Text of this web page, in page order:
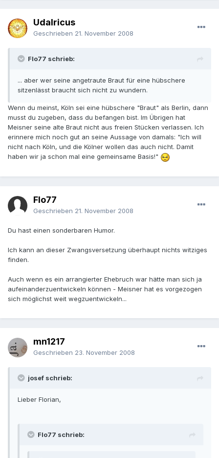
Udalricus
Geschrieben 21. November 2008
Flo77 schrieb:
... aber wer seine angetraute Braut für eine hübschere
sitzenlässt braucht sich nicht zu wundern.
Wenn du meinst, Köln sei eine hübschere "Braut" als Berlin, dann
musst du zugeben, dass du befangen bist. Im Übrigen hat
Meisner seine alte Braut nicht aus freien Stücken verlassen. Ich
erinnere mich noch gut an seine Aussage von damals: "Ich will
nicht nach Köln, und die Kölner wollen das auch nicht. Damit
haben wir ja schon mal eine gemeinsame Basis!"
Flo77
Geschrieben 21. November 2008
Du hast einen sonderbaren Humor.
Ich kann an dieser Zwangsversetzung überhaupt nichts witziges
finden.
Auch wenn es ein arrangierter Ehebruch war hätte man sich ja
aufeinanderzuentwickeln können - Meisner hat es vorgezogen
sich möglichst weit wegzuentwickeln...
mn1217
Geschrieben 23. November 2008
josef schrieb:
Lieber Florian,
Flo77 schrieb: